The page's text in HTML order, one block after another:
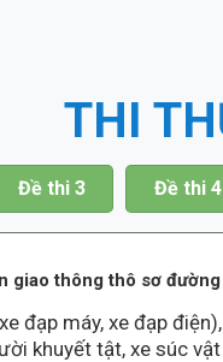
THI
Đề thi 3 Đề thi 4
giao thông thô sơ
đạp máy, xe đạp
khuyết tật, xe súc